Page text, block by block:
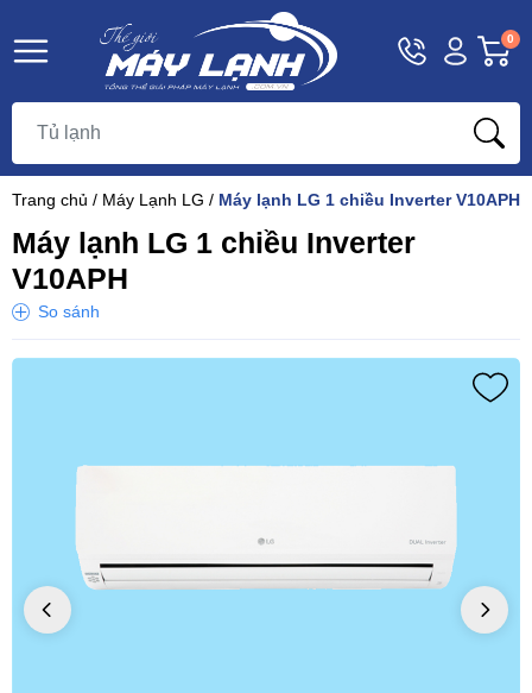
Hotline
1800
Tài
khoản
Khách
0
Trang chủ / Máy Lạnh LG / Máy lạnh LG 1 chiều Inverter V10APH
Máy lạnh LG 1 chiều Inverter
V10APH
So sánh